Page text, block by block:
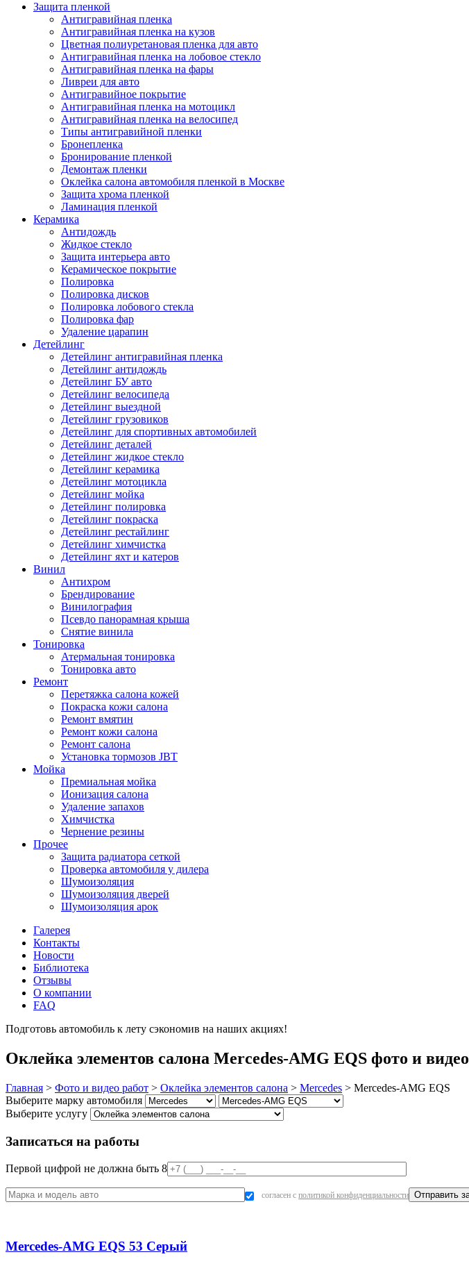
Защита пленкой
Антигравийная пленка
Антигравийная пленка на кузов
Цветная полиуретановая пленка для авто
Антигравийная пленка на лобовое стекло
Антигравийная пленка на фары
Ливреи для авто
Антигравийное покрытие
Антигравийная пленка на мотоцикл
Антигравийная пленка на велосипед
Типы антигравийной пленки
Бронепленка
Бронирование пленкой
Демонтаж пленки
Оклейка салона автомобиля пленкой в Москве
Защита хрома пленкой
Ламинация пленкой
Керамика
Антидождь
Жидкое стекло
Защита интерьера авто
Керамическое покрытие
Полировка
Полировка дисков
Полировка лобового стекла
Полировка фар
Удаление царапин
Детейлинг
Детейлинг антигравийная пленка
Детейлинг антидождь
Детейлинг БУ авто
Детейлинг велосипеда
Детейлинг выездной
Детейлинг грузовиков
Детейлинг для спортивных автомобилей
Детейлинг деталей
Детейлинг жидкое стекло
Детейлинг керамика
Детейлинг мотоцикла
Детейлинг мойка
Детейлинг полировка
Детейлинг покраска
Детейлинг рестайлинг
Детейлинг химчистка
Детейлинг яхт и катеров
Винил
Антихром
Брендирование
Винилография
Псевдо панорамная крыша
Снятие винила
Тонировка
Атермальная тонировка
Тонировка авто
Ремонт
Перетяжка салона кожей
Покраска кожи салона
Ремонт вмятин
Ремонт кожи салона
Ремонт салона
Установка тормозов JBT
Мойка
Премиальная мойка
Ионизация салона
Удаление запахов
Химчистка
Чернение резины
Прочее
Защита радиатора сеткой
Проверка автомобиля у дилера
Шумоизоляция
Шумоизоляция дверей
Шумоизоляция арок
Галерея
Контакты
Новости
Библиотека
Отзывы
О компании
FAQ
Подготовь автомобиль к лету сэкономив на наших акциях!
Оклейка элементов салона Mercedes-AMG EQS фото и видео
Главная > Фото и видео работ > Оклейка элементов салона > Mercedes > Mercedes-AMG EQS
Выберите марку автомобиля
Выберите услугу
Записаться на работы
Первой цифрой не должна быть 8
согласен с политикой конфиденциальности
Mercedes-AMG EQS 53 Серый